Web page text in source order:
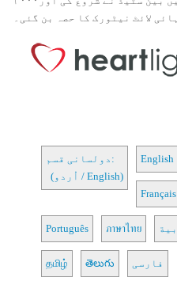
ہائی لائٹ نیٹورک کا حصہ بن گئی۔
دولسانی قسم:
(اُردو / English)
English
Français
Português ภาษาไทย
தமிழ் తెలుగు فارسی